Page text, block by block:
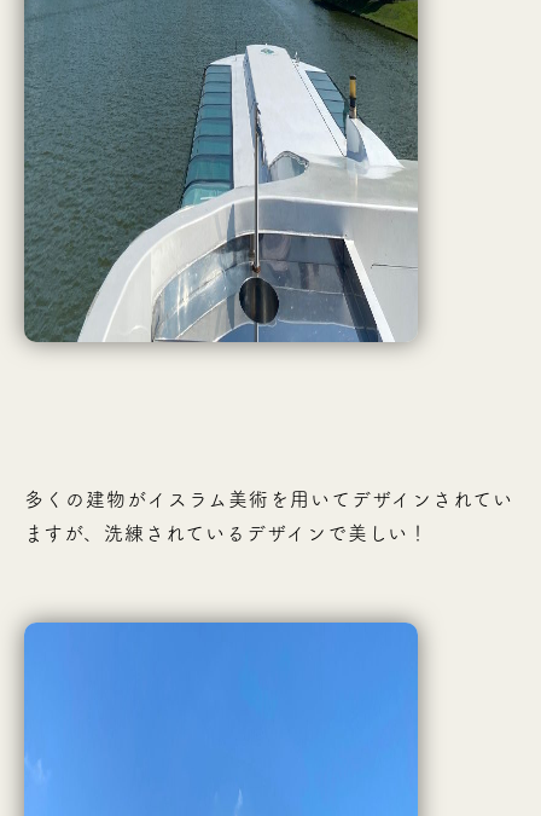
多くの建物がイスラム美術を用いてデザインされてい
ますが、洗練されているデザインで美しい！